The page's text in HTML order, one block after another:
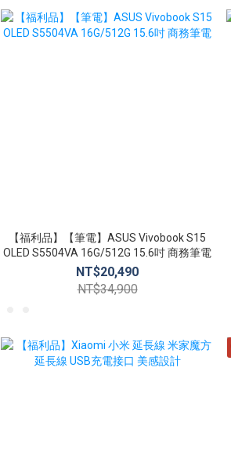
【福利品】【筆電】ASUS Vivobook S15
OLED S5504VA 16G/512G 15.6吋 商務筆電
NT$20,490
NT$34,900